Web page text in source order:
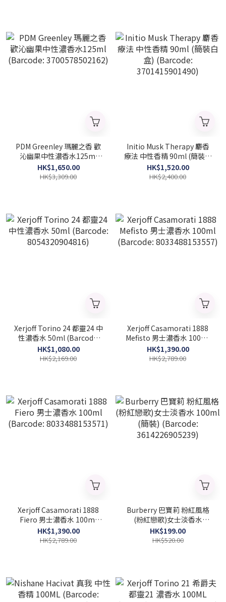
PDM Greenley 瑪麗之香 歡
沁幽果中性濃香水125ml
(Barcode: 3700578502162)
HK$1,650.00
HK$3,309.00
Initio Musk Therapy 麝香
療法 中性香精 90ml (簡裝白
盒) (Barcode:
3701415901490)
HK$1,520.00
HK$2,400.00
Xerjoff Torino 24 都靈24 中
性濃香水 50ml (Barcode:
8054320904816)
HK$1,080.00
HK$2,169.00
Xerjoff Casamorati 1888
Mefisto 男士濃香水 100ml
(Barcode: 8033488153557)
HK$1,390.00
HK$2,789.00
Xerjoff Casamorati 1888
Fiero 男士濃香水 100ml
(Barcode: 8033488153571)
HK$1,390.00
HK$2,789.00
Burberry 巴寶莉 粉紅風格
(粉紅戀歌)女士淡香水
100ml (簡裝) (Barcode:
3614226905239)
HK$199.00
HK$520.00